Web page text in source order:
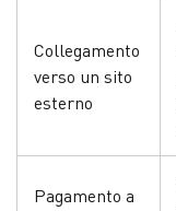
Collegamento
verso un sito
esterno
Pagamento a